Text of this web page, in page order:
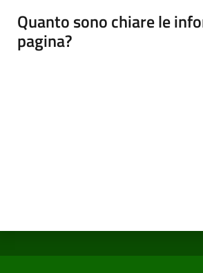
Quanto sono chiare le
pagina?